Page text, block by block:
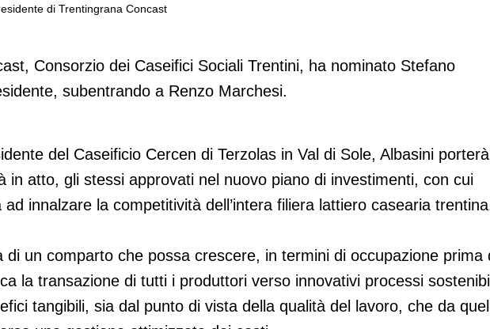
di Trentingrana Concast
nuovo presidente di Trentingrana Concast
Consorzio dei Caseifici Sociali Trentini, ha nominato Stefano
subentrando a Renzo Marchesi.
del Caseificio Cercen di Terzolas in Val di Sole, Albasini porterà
in atto, gli stessi approvati nel nuovo piano di investimenti, con cui
ad innalzare la competitività dell’intera filiera lattiero casearia
di un comparto che possa crescere, in termini di occupazione prima
la transazione di tutti i produttori verso innovativi processi
tangibili, sia dal punto di vista della qualità del lavoro, che da